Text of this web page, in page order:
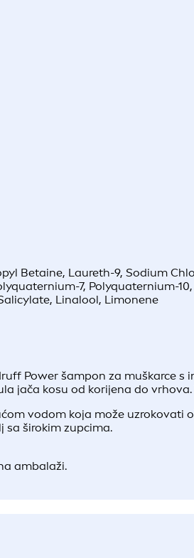
Betaine, Laureth-9, Sodium
7, Polyquaternium-
Linalool, Limonene
Power šampon za muškarce
jača kosu od korijena do vrhova.
vodom koja može
sa širokim zupcima.
ambalaži.